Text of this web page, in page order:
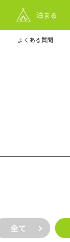
泊まる
よくある質問
全て